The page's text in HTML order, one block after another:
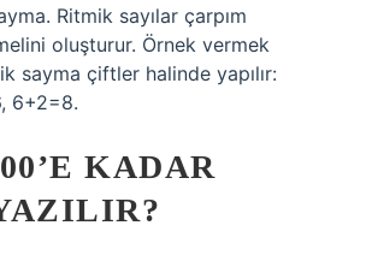
Ritmik sayılar çarpım
oluşturur. Örnek vermek
sayma çiftler halinde yapılır:
6+2=8.
KADAR